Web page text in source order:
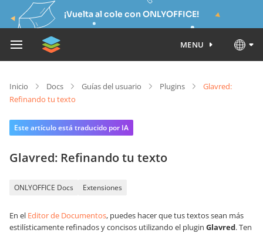
¡Vuelta al cole con ONLYOFFICE!
MENU
Inicio Docs Guías del usuario Plugins
Glavred:
Refinando tu texto
Este artículo está traducido por IA
Glavred: Refinando tu texto
ONLYOFFICE Docs Extensiones
En el Editor de Documentos, puedes hacer que tus textos sean más
estilísticamente refinados y concisos utilizando el plugin Glavred. Ten